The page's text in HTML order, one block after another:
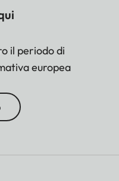
il periodo di
europea